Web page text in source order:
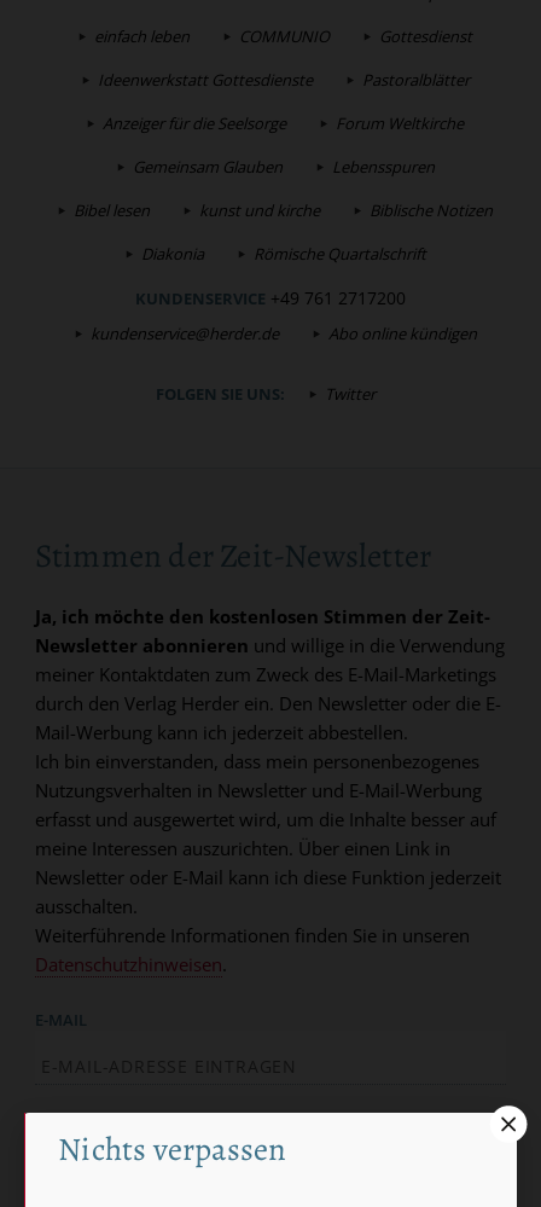
einfach leben
COMMUNIO
Gottesdienst
Ideenwerkstatt Gottesdienste
Pastoralblätter
Anzeiger für die Seelsorge
Forum Weltkirche
Gemeinsam Glauben
Lebensspuren
Bibel lesen
kunst und kirche
Biblische Notizen
Diakonia
Römische Quartalschrift
KUNDENSERVICE +49 761 2717200
kundenservice@herder.de Abo online kündigen
FOLGEN SIE UNS: Twitter
Stimmen der Zeit-Newsletter
Ja, ich möchte den kostenlosen Stimmen der Zeit-
Newsletter abonnieren und willige in die Verwendung
meiner Kontaktdaten zum Zweck des E-Mail-Marketings
durch den Verlag Herder ein. Den Newsletter oder die E-
Mail-Werbung kann ich jederzeit abbestellen.
Ich bin einverstanden, dass mein personenbezogenes
Nutzungsverhalten in Newsletter und E-Mail-Werbung
erfasst und ausgewertet wird, um die Inhalte besser auf
meine Interessen auszurichten. Über einen Link in
Newsletter oder E-Mail kann ich diese Funktion jederzeit
ausschalten.
Weiterführende Informationen finden Sie in unseren
Datenschutzhinweisen.
E-MAIL
Nichts verpassen